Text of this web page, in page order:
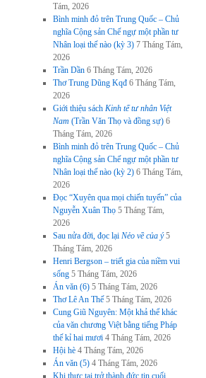
Tám, 2026
Bình minh đỏ trên Trung Quốc – Chủ
nghĩa Cộng sản Chế ngự một phần tư
Nhân loại thế nào (kỳ 3) 7 Tháng Tám,
2026
Trần Dần 6 Tháng Tám, 2026
Thơ Trung Dũng Kqđ 6 Tháng Tám,
2026
Giới thiệu sách Kinh tế tư nhân Việt
Nam (Trần Văn Thọ và đồng sự) 6
Tháng Tám, 2026
Bình minh đỏ trên Trung Quốc – Chủ
nghĩa Cộng sản Chế ngự một phần tư
Nhân loại thế nào (kỳ 2) 6 Tháng Tám,
2026
Đọc “Xuyên qua mọi chiến tuyến” của
Nguyễn Xuân Thọ 5 Tháng Tám,
2026
Sau nửa đời, đọc lại Nẻo về của ý 5
Tháng Tám, 2026
Henri Bergson – triết gia của niềm vui
sống 5 Tháng Tám, 2026
Án văn (6) 5 Tháng Tám, 2026
Thơ Lê An Thế 5 Tháng Tám, 2026
Cung Giũ Nguyên: Một khả thể khác
của văn chương Việt bằng tiếng Pháp
thế kỉ hai mươi 4 Tháng Tám, 2026
Hội hè 4 Tháng Tám, 2026
Án văn (5) 4 Tháng Tám, 2026
Khi thực tại trở thành đức tin cuối